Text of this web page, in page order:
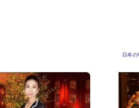
日本